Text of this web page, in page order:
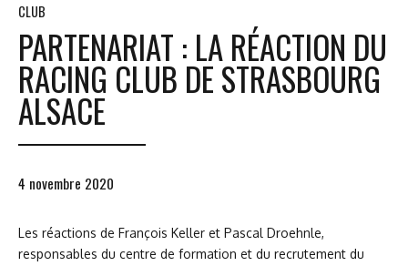
CLUB
PARTENARIAT : LA RÉACTION DU
RACING CLUB DE STRASBOURG
ALSACE
4 novembre 2020
Les réactions de François Keller et Pascal Droehnle,
responsables du centre de formation et du recrutement du